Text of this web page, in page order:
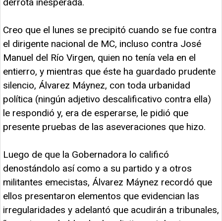
Creo que el lunes se precipitó cuando se fue contra
el dirigente nacional de MC, incluso contra José
Manuel del Río Virgen, quien no tenía vela en el
entierro, y mientras que éste ha guardado prudente
silencio, Álvarez Máynez, con toda urbanidad
política (ningún adjetivo descalificativo contra ella)
le respondió y, era de esperarse, le pidió que
presente pruebas de las aseveraciones que hizo.
Luego de que la Gobernadora lo calificó
denostándolo así como a su partido y a otros
militantes emecistas, Álvarez Máynez recordó que
ellos presentaron elementos que evidencian las
irregularidades y adelantó que acudirán a tribunales,